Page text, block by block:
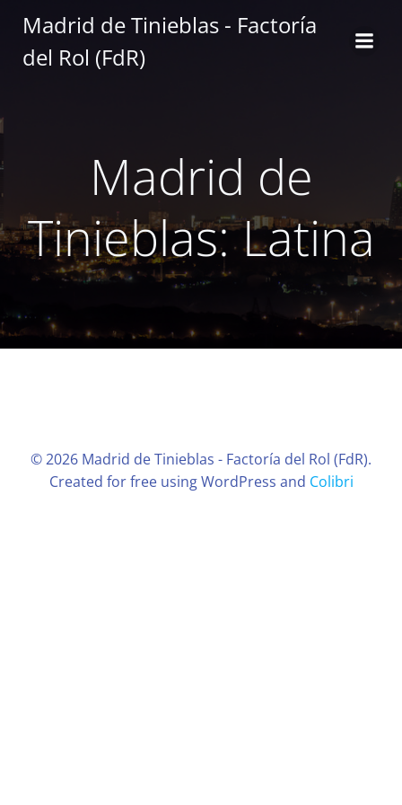
al
Madrid de Tinieblas - Factoría
del Rol (FdR)
Madrid de
Tinieblas: Latina
© 2026 Madrid de Tinieblas - Factoría del Rol (FdR).
Created for free using WordPress and Colibri